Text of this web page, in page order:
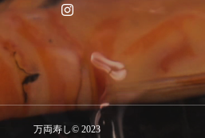
万両寿し© 2023